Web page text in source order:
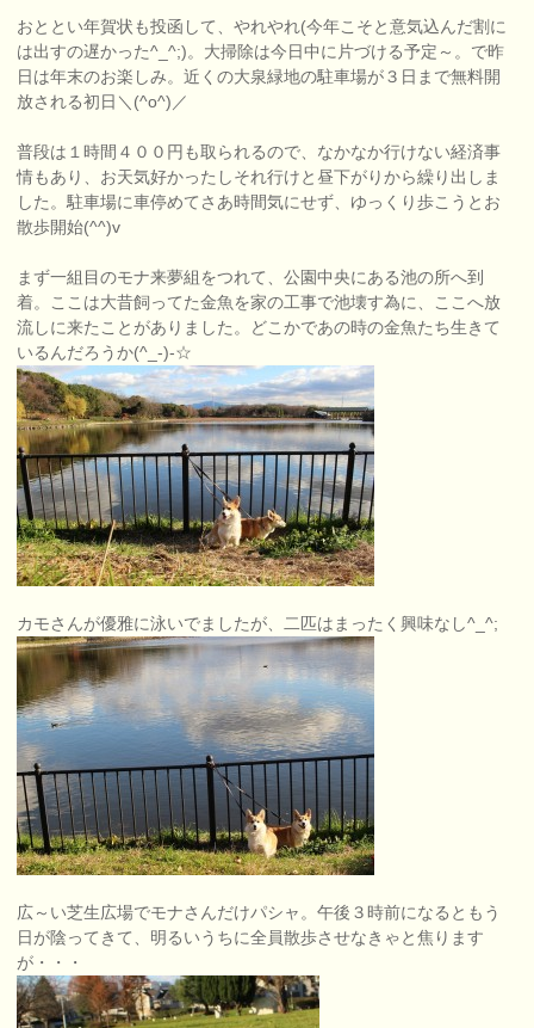
おととい年賀状も投函して、やれやれ(今年こそと意気込んだ割に
は出すの遅かった^_^;)。大掃除は今日中に片づける予定～。で昨
日は年末のお楽しみ。近くの大泉緑地の駐車場が３日まで無料開
放される初日＼(^o^)／
普段は１時間４００円も取られるので、なかなか行けない経済事
情もあり、お天気好かったしそれ行けと昼下がりから繰り出しま
した。駐車場に車停めてさあ時間気にせず、ゆっくり歩こうとお
散歩開始(^^)v
まず一組目のモナ来夢組をつれて、公園中央にある池の所へ到
着。ここは大昔飼ってた金魚を家の工事で池壊す為に、ここへ放
流しに来たことがありました。どこかであの時の金魚たち生きて
いるんだろうか(^_-)-☆
カモさんが優雅に泳いでましたが、二匹はまったく興味なし^_^;
広～い芝生広場でモナさんだけパシャ。午後３時前になるともう
日が陰ってきて、明るいうちに全員散歩させなきゃと焦ります
が・・・